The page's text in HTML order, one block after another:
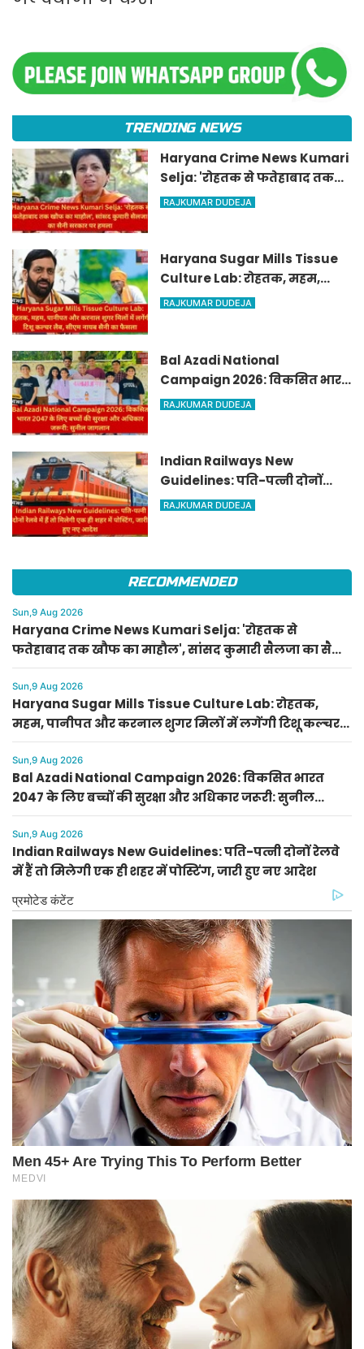
TRENDING NEWS
Haryana Crime News Kumari
Selja: 'रोहतक से फतेहाबाद तक
खौफ का माहौल', सांसद कुमारी
RAJKUMAR DUDEJA
Haryana Sugar Mills Tissue
Culture Lab: रोहतक, महम,
पानीपत और करनाल शुगर मिलों में
RAJKUMAR DUDEJA
Bal Azadi National
Campaign 2026: विकसित भारत
2047 के लिए बच्चों की सुरक्षा और
RAJKUMAR DUDEJA
Indian Railways New
Guidelines: पति-पत्नी दोनों
रेलवे में हैं तो मिलेगी एक ही शहर में
RAJKUMAR DUDEJA
RECOMMENDED
Sun,9 Aug 2026
Haryana Crime News Kumari Selja: 'रोहतक से
फतेहाबाद तक खौफ का माहौल', सांसद कुमारी सैलजा का सैनी
सरकार पर हमला
Sun,9 Aug 2026
Haryana Sugar Mills Tissue Culture Lab: रोहतक,
महम, पानीपत और करनाल शुगर मिलों में लगेंगी टिशू कल्चर
लैब, सीएम नायब सैनी का फैसला
Sun,9 Aug 2026
Bal Azadi National Campaign 2026: विकसित भारत
2047 के लिए बच्चों की सुरक्षा और अधिकार जरूरी: सुनील
जागलान
Sun,9 Aug 2026
Indian Railways New Guidelines: पति-पत्नी दोनों रेलवे
में हैं तो मिलेगी एक ही शहर में पोस्टिंग, जारी हुए नए आदेश